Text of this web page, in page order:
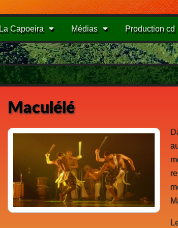
La Capoeira Médias Production cd
Maculélé